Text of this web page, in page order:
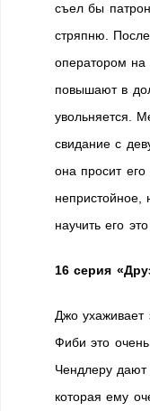
съел бы
стряпню.
оператором на
повышают в
увольняется.
свидание с
она просит его
научить его
16 серия
Джо ухаживает
Фиби это
Чендлеру дают
которая ему